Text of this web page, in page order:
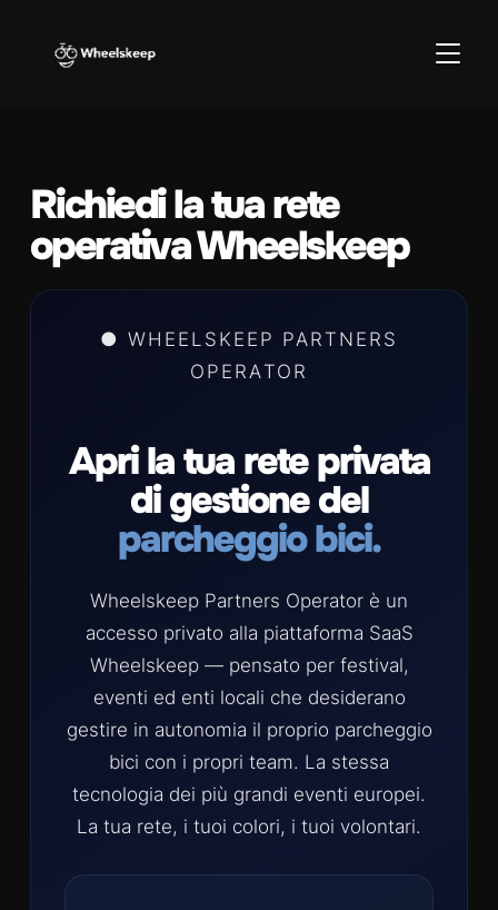
APRI/
Richiedi la tua rete
operativa Wheelskeep
● WHEELSKEEP PARTNERS
OPERATOR
Apri la tua rete privata
di gestione del
parcheggio bici.
Wheelskeep Partners Operator è un
accesso privato alla piattaforma SaaS
Wheelskeep — pensato per festival,
eventi ed enti locali che desiderano
gestire in autonomia il proprio parcheggio
bici con i propri team. La stessa
tecnologia dei più grandi eventi europei.
La tua rete, i tuoi colori, i tuoi volontari.